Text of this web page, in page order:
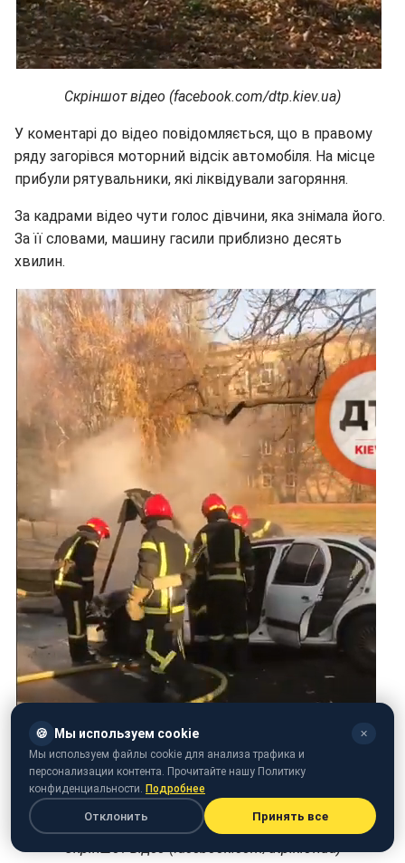
Скріншот відео (facebook.com/dtp.kiev.ua)
У коментарі до відео повідомляється, що в правому
ряду загорівся моторний відсік автомобіля. На місце
прибули рятувальники, які ліквідували загоряння.
За кадрами відео чути голос дівчини, яка знімала його.
За її словами, машину гасили приблизно десять
хвилин.
Скріншот відео (facebook.com/dtp.kiev.ua)
🍪 Мы используем cookie ✕
Мы используем файлы cookie для анализа трафика и
персонализации контента. Прочитайте нашу Политику
конфиденциальности. Подробнее
Отклонить Принять все